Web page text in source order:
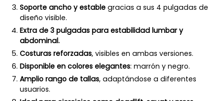
Soporte ancho y estable gracias a sus 4 pulgadas de
diseño visible.
Extra de 3 pulgadas para estabilidad lumbar y
abdominal.
Costuras reforzadas, visibles en ambas versiones.
Disponible en colores elegantes: marrón y negro.
Amplio rango de tallas, adaptándose a diferentes
usuarios.